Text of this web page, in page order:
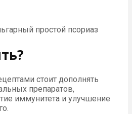
простой псориаз
стоит дополнять
препаратов,
иммунитета и улучшение